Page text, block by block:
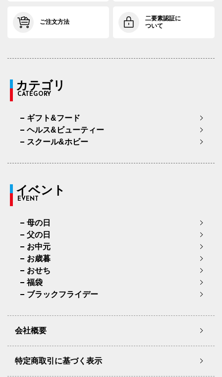
ご注文方法
二要素認証に
ついて
カテゴリ
CATEGORY
ギフト&フード
ヘルス&ビューティー
スクール&ホビー
イベント
EVENT
母の日
父の日
お中元
お歳暮
おせち
福袋
ブラックフライデー
会社概要
特定商取引に基づく表示